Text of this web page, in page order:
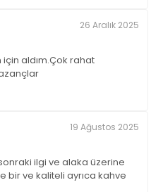
26 Aralık 2025
aldım.Çok rahat
19 Ağustos 2025
ilgi ve alaka üzerine
bir ve kaliteli ayrıca kahve